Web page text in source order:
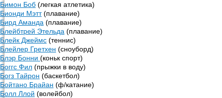
Бимон Боб (легкая атлетика)
Бионди Мэтт(плавание)
Бирд Аманда (плавание)
Блейбтрей Этельда (плавание)
Блейк Джеймс (теннис)
Блейлер Гретхен (сноуборд)
Блэр Бонни (коньк спорт)
Боггс Фил (прыжки в воду)
Богз Тайрон (баскетбол)
Бойтано Брайан (ф/катание)
Болл Ллой (волейбол)